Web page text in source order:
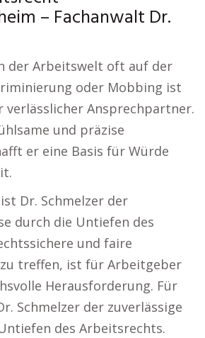
– Fachanwalt Dr.
der Arbeitswelt oft auf der
oder Mobbing ist
verlässlicher Ansprechpartner.
und präzise
er eine Basis für Würde
Dr. Schmelzer der
durch die Untiefen des
und faire
treffen, ist für Arbeitgeber
Herausforderung. Für
Schmelzer der zuverlässige
des Arbeitsrechts.